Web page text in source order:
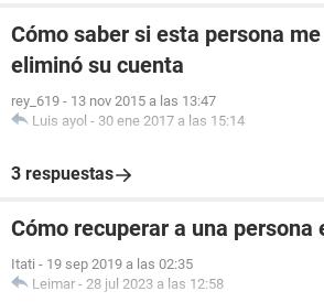
Cómo saber si esta persona
eliminó su cuenta
rey_619 - 13 nov 2015 a las 13:47
Luis ayol - 30 ene 2017 a las 15:14
3 respuestas
Cómo recuperar a una persona
Itati - 19 sep 2019 a las 02:35
Leimar - 28 jul 2023 a las 12:58